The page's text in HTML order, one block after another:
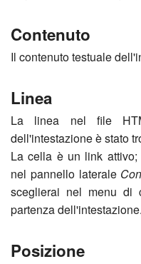
Contenuto
Il contenuto testuale
Linea
La linea nel file
dell'intestazione è stato
La cella è un link
nel pannello laterale
sceglierai nel menu di
partenza dell'intestazione.
Posizione